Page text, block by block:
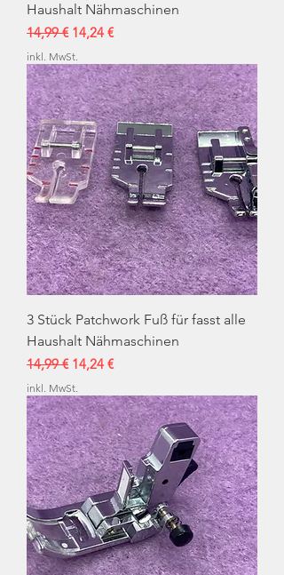
Haushalt Nähmaschinen
Standardpreis
14,99 € Sale-Preis
14,24 €
inkl. MwSt.
3 Stück Patchwork Fuß für fasst alle
Haushalt Nähmaschinen
Standardpreis
14,99 € Sale-Preis
14,24 €
inkl. MwSt.